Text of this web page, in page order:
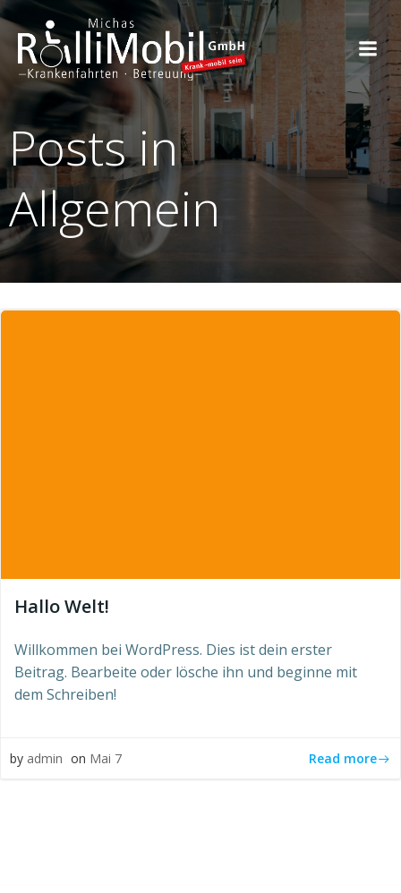
Zum
Inhalt
springen
Posts in
Allgemein
Hallo Welt!
Willkommen bei WordPress. Dies ist dein erster
Beitrag. Bearbeite oder lösche ihn und beginne mit
dem Schreiben!
by admin on Mai 7 Read more